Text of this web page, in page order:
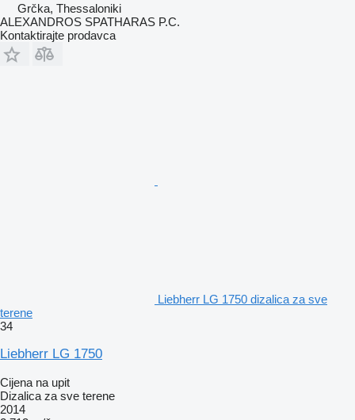
Grčka, Thessaloniki
ALEXANDROS SPATHARAS P.C.
Kontaktirajte prodavca
Liebherr LG 1750 dizalica za sve
terene
34
Liebherr LG 1750
Cijena na upit
Dizalica za sve terene
2014